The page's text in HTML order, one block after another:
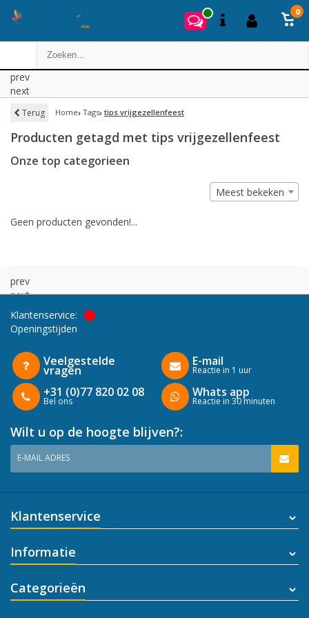
0
prev
next
Terug Home Tags tips vrijgezellenfeest
Producten getagd met tips vrijgezellenfeest
Onze top categorieen
Meest bekeken
Geen producten gevonden!...
prev
next
Klantenservice:
Openingstijden
Veelgestelde
vragen
+31 (0)77 820 02 08
Bel ons
E-mail
Reactie in 1 uur
Whats app
Reactie in 30 minuten
Wilt u op de hoogte blijven?:
E-MAIL ADRES
Klantenservice
Informatie
Categorieën